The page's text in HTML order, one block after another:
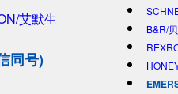
艾默生
同号)
B&R/